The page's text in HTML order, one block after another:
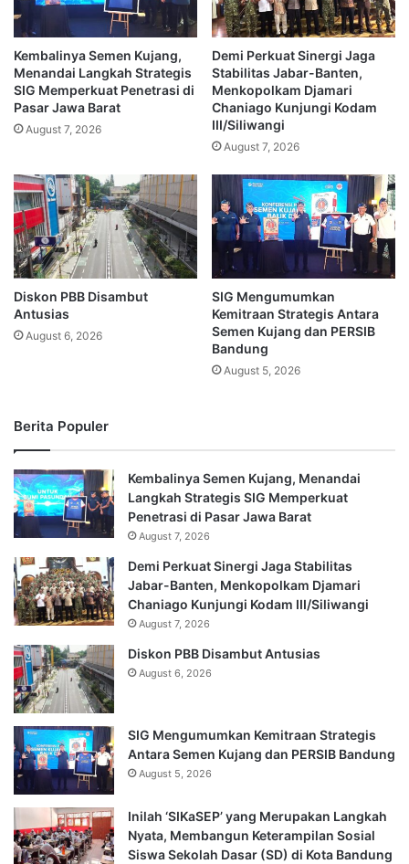
Kembalinya Semen Kujang,
Menandai Langkah Strategis
SIG Memperkuat Penetrasi di
Pasar Jawa Barat
August 7, 2026
Demi Perkuat Sinergi Jaga
Stabilitas Jabar-Banten,
Menkopolkam Djamari
Chaniago Kunjungi Kodam
III/Siliwangi
August 7, 2026
Diskon PBB Disambut
Antusias
August 6, 2026
SIG Mengumumkan
Kemitraan Strategis Antara
Semen Kujang dan PERSIB
Bandung
August 5, 2026
Berita Populer
Kembalinya Semen Kujang, Menandai
Langkah Strategis SIG Memperkuat
Penetrasi di Pasar Jawa Barat
August 7, 2026
Demi Perkuat Sinergi Jaga Stabilitas
Jabar-Banten, Menkopolkam Djamari
Chaniago Kunjungi Kodam III/Siliwangi
August 7, 2026
Diskon PBB Disambut Antusias
August 6, 2026
SIG Mengumumkan Kemitraan Strategis
Antara Semen Kujang dan PERSIB Bandung
August 5, 2026
Inilah ‘SIKaSEP’ yang Merupakan Langkah
Nyata, Membangun Keterampilan Sosial
Siswa Sekolah Dasar (SD) di Kota Bandung